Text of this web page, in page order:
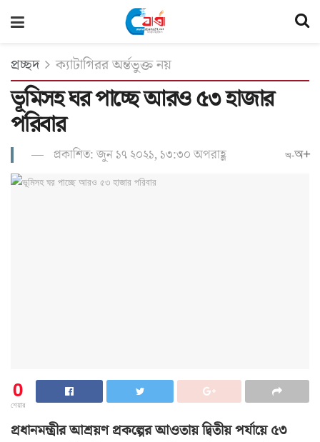
প্রচ্ছদ ক্যাটাগিরর অর্ন্তভুক্ত নয়
ভূমিসহ ঘর পাচ্ছে আরও ৫৩ হাজার
পরিবার
প্রকাশিত: জুন ১৭ ২০২১, ১৩:৩০ অপরাহ্ণ অ-অ+
0
শেয়ার
প্রধানমন্ত্রীর আশ্রয়ণ প্রকল্পের আওতায় দ্বিতীয় পর্যায়ে ৫৩